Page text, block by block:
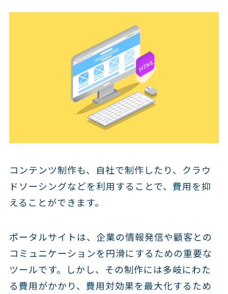
コンテンツ制作も、自社で制作したり、クラウ
ドソーシングなどを利用することで、費用を抑
えることができます。
ポータルサイトは、企業の情報発信や顧客との
コミュニケーションを円滑にするための重要な
ツールです。しかし、その制作には多岐にわた
る費用がかかり、費用対効果を最大化するため